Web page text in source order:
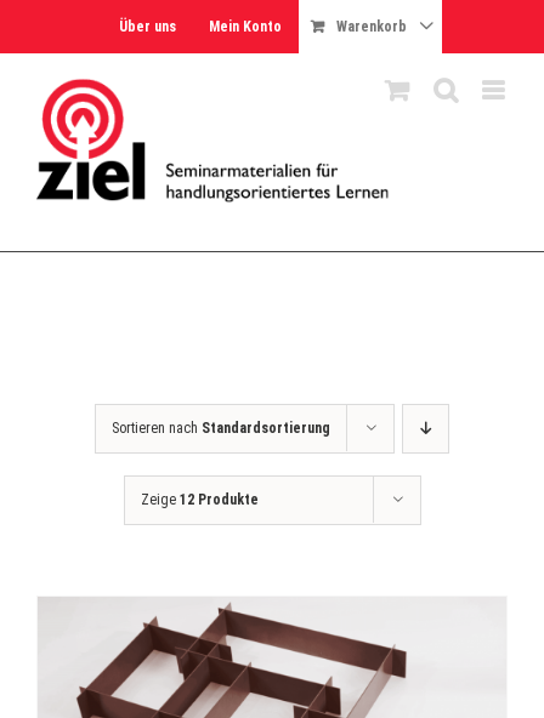
Über uns Mein Konto Warenkorb
Sortieren nach Standardsortierung
Zeige 12 Produkte